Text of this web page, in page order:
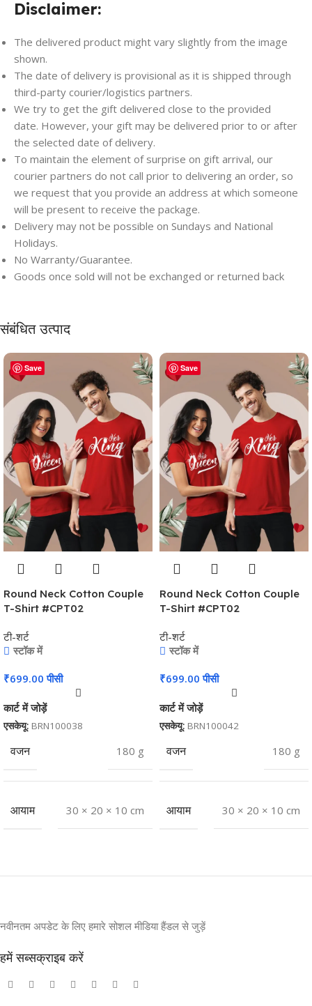
Disclaimer:
The delivered product might vary slightly from the image
shown.
The date of delivery is provisional as it is shipped through
third-party courier/logistics partners.
We try to get the gift delivered close to the provided
date. However, your gift may be delivered prior to or after
the selected date of delivery.
To maintain the element of surprise on gift arrival, our
courier partners do not call prior to delivering an order, so
we request that you provide an address at which someone
will be present to receive the package.
Delivery may not be possible on Sundays and National
Holidays.
No Warranty/Guarantee.
Goods once sold will not be exchanged or returned back
संबंधित उत्पाद
Save
Round Neck Cotton Couple
T-Shirt #CPT02
टी-शर्ट
स्टॉक में
₹699.00 पीसी
कार्ट में जोड़ें
एसकेयू: BRN100038
वजन 180 g
आयाम 30 × 20 × 10 cm
Save
Round Neck Cotton Couple
T-Shirt #CPT02
टी-शर्ट
स्टॉक में
₹699.00 पीसी
कार्ट में जोड़ें
एसकेयू: BRN100042
वजन 180 g
आयाम 30 × 20 × 10 cm
नवीनतम अपडेट के लिए हमारे सोशल मीडिया हैंडल से जुड़ें
हमें सब्सक्राइब करें